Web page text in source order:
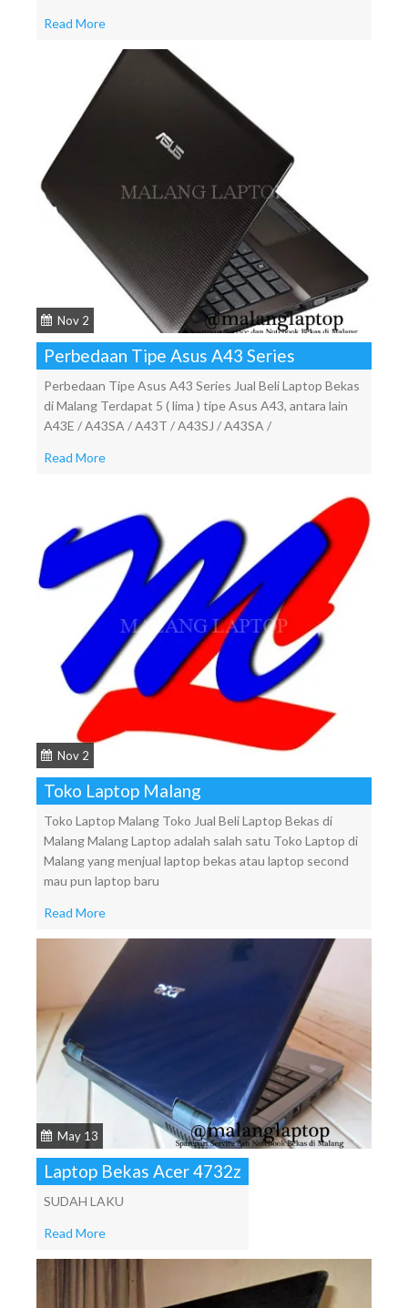
Read More
Nov 2
Perbedaan Tipe Asus A43 Series
Perbedaan Tipe Asus A43 Series Jual Beli Laptop Bekas
di Malang Terdapat 5 ( lima ) tipe Asus A43, antara lain
A43E / A43SA / A43T / A43SJ / A43SA /
Read More
Nov 2
Toko Laptop Malang
Toko Laptop Malang Toko Jual Beli Laptop Bekas di
Malang Malang Laptop adalah salah satu Toko Laptop di
Malang yang menjual laptop bekas atau laptop second
mau pun laptop baru
Read More
May 13
Laptop Bekas Acer 4732z
SUDAH LAKU
Read More